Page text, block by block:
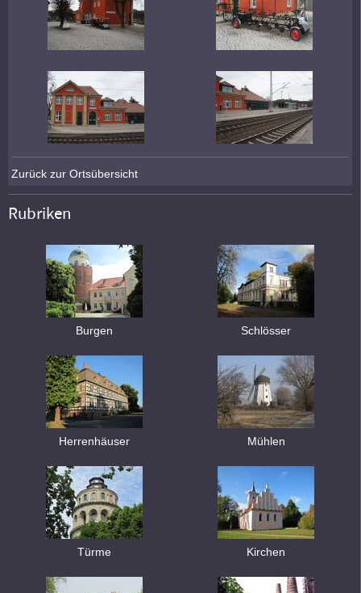
Zurück zur Ortsübersicht
Rubriken
Burgen Schlösser
Herrenhäuser Mühlen
Türme Kirchen